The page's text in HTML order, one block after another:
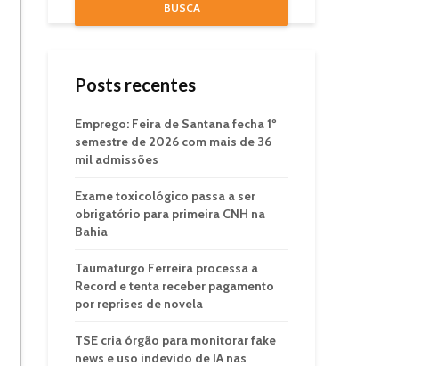
BUSCA
Posts recentes
Emprego: Feira de Santana fecha 1º
semestre de 2026 com mais de 36
mil admissões
Exame toxicológico passa a ser
obrigatório para primeira CNH na
Bahia
Taumaturgo Ferreira processa a
Record e tenta receber pagamento
por reprises de novela
TSE cria órgão para monitorar fake
news e uso indevido de IA nas